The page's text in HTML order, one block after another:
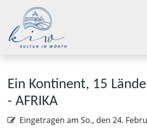
Ein Kontinent, 15
- AFRIKA
Eingetragen am So., den 24.